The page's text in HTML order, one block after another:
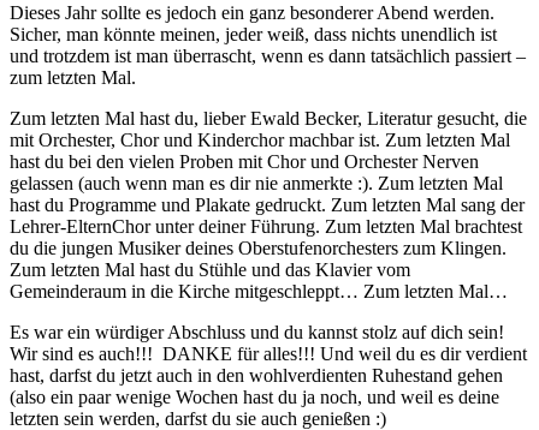
Dieses Jahr sollte es jedoch ein ganz besonderer Abend werden.
Sicher, man könnte meinen, jeder weiß, dass nichts unendlich ist
und trotzdem ist man überrascht, wenn es dann tatsächlich passiert –
zum letzten Mal.
Zum letzten Mal hast du, lieber Ewald Becker, Literatur gesucht, die
mit Orchester, Chor und Kinderchor machbar ist. Zum letzten Mal
hast du bei den vielen Proben mit Chor und Orchester Nerven
gelassen (auch wenn man es dir nie anmerkte :). Zum letzten Mal
hast du Programme und Plakate gedruckt. Zum letzten Mal sang der
Lehrer-ElternChor unter deiner Führung. Zum letzten Mal brachtest
du die jungen Musiker deines Oberstufenorchesters zum Klingen.
Zum letzten Mal hast du Stühle und das Klavier vom
Gemeinderaum in die Kirche mitgeschleppt… Zum letzten Mal…
Es war ein würdiger Abschluss und du kannst stolz auf dich sein!
Wir sind es auch!!! DANKE für alles!!! Und weil du es dir verdient
hast, darfst du jetzt auch in den wohlverdienten Ruhestand gehen
(also ein paar wenige Wochen hast du ja noch, und weil es deine
letzten sein werden, darfst du sie auch genießen :)